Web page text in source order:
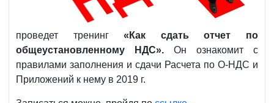
проведет тренинг«Как сдать отчет по
общеустановленному НДС». Он ознакомит с
правилами заполнения и сдачи Расчета по О-НДС и
Приложений к нему в 2019 г.